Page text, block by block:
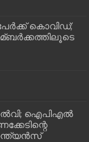
കൊവിഡ്;
ഐപിഎല്‍